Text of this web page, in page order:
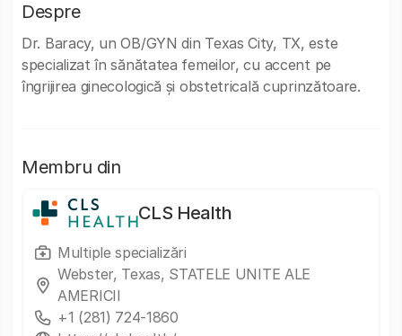
Despre
Dr. Baracy, un OB/GYN din Texas City, TX, este
specializat în sănătatea femeilor, cu accent pe
îngrijirea ginecologică și obstetricală cuprinzătoare.
Membru din
CLS Health
Multiple specializări
Webster, Texas, STATELE UNITE ALE
AMERICII
+1 (281) 724-1860